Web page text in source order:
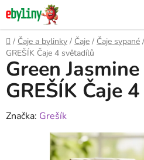
Přejít
na
obsah
Domů
/ Čaje a bylinky / Čaje / Čaje sypané /
GREŠÍK Čaje 4 světadílů
Green
GREŠÍK Čaje
Značka: Grešík